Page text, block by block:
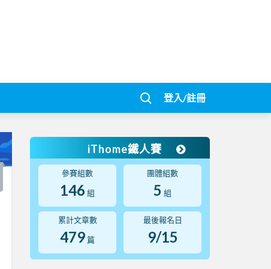
登入/註冊
iThome鐵人賽
參賽組數
146 組
團體組數
5 組
累計文章數
479 篇
最後報名日
9/15